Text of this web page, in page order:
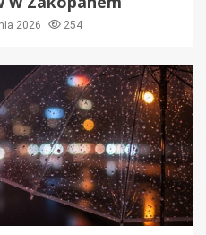
2026 254